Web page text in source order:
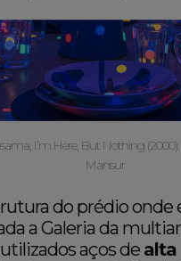
I’m Here, But Nothing
Mansur
do prédio onde
a Galeria da
aços de alta